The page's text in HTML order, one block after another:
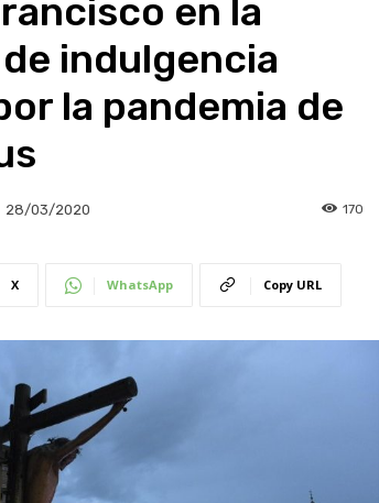
en la
indulgencia
la pandemia de
28/03/2020 170
X WhatsApp Copy URL